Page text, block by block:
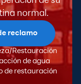
normal.
reclamo
Restauración
de agua
de restauración